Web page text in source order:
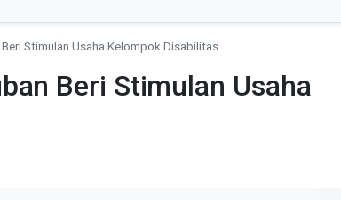
Stimulan Usaha Kelompok Disabilitas
Beri Stimulan Usaha